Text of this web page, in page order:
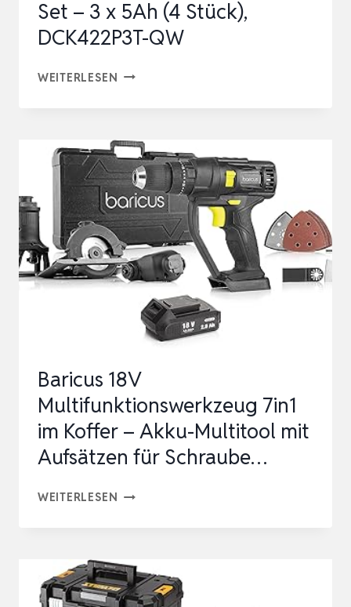
Set – 3 x 5Ah (4 Stück),
DCK422P3T-QW
WEITERLESEN DEWALT
BÜRSTENLOSES
SET
–
3
X
5AH
(4
STÜCK),
DCK422P3T-
Baricus 18V
Multifunktionswerkzeug 7in1
im Koffer – Akku-Multitool mit
Aufsätzen für Schraube…
WEITERLESEN BARICUS
7IN1
IM